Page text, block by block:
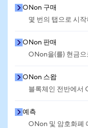
ONon 구매
몇 번의 탭으로 시
ONon 판매
ONon을(를) 현금으
ONon 스왑
블록체인 전반에서
예측
ONon 및 암호화폐